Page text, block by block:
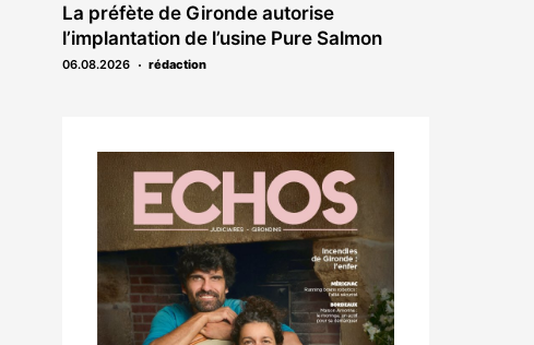
La préfète de Gironde autorise
l’implantation de l’usine Pure Salmon
06.08.2026 rédaction
Notre
dernier
magazine